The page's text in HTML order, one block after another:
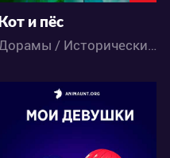
Кот и пёс
Дорамы / Исторический / Комедия / Романтика / Фэнтези